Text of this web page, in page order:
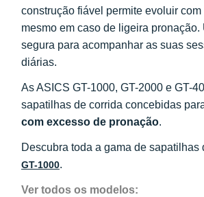
construção fiável permite evoluir com
mesmo em caso de ligeira pronação.
segura para acompanhar as suas
diárias.
As ASICS GT-1000, GT-2000 e GT-
sapatilhas de corrida concebidas
com excesso de pronação.
Descubra toda a gama de sapatilhas
GT-1000.
Ver todos os modelos: